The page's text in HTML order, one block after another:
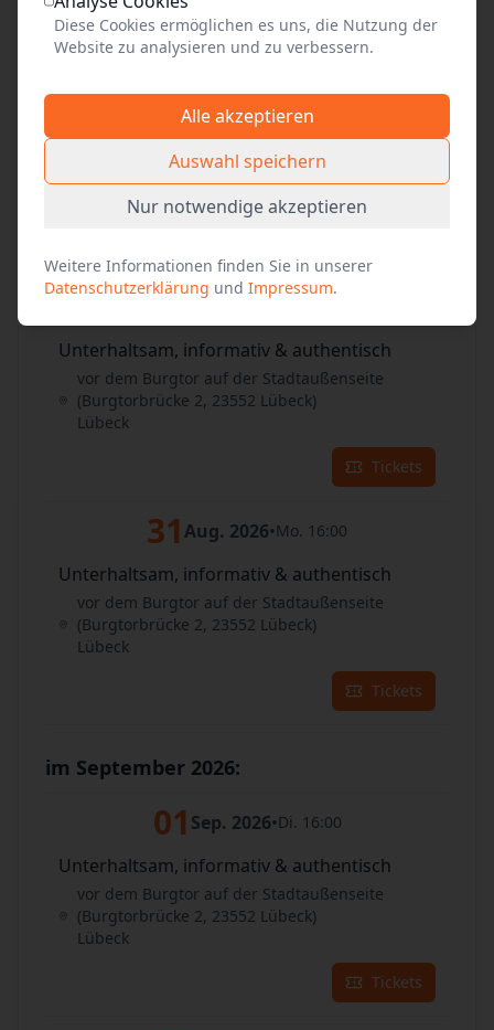
Tickets
29
Unterhaltsam, informativ & authentisch
vor dem Burgtor auf der Stadtaußenseite
(Burgtorbrücke 2, 23552 Lübeck)
Lübeck
30
Unterhaltsam, informativ & authentisch
vor dem Burgtor auf der Stadtaußenseite
(Burgtorbrücke 2, 23552 Lübeck)
Lübeck
Tickets
31 Aug. 2026•Mo. 16:00
Unterhaltsam, informativ & authentisch
vor dem Burgtor auf der Stadtaußenseite
(Burgtorbrücke 2, 23552 Lübeck)
Lübeck
Tickets
im September 2026:
01 Sep. 2026•Di. 16:00
Unterhaltsam, informativ & authentisch
vor dem Burgtor auf der Stadtaußenseite
(Burgtorbrücke 2, 23552 Lübeck)
Lübeck
Tickets
Diese Cookies ermöglichen es uns, die Nutzung der
Website zu analysieren und zu verbessern.
Alle akzeptieren
Auswahl speichern
Nur notwendige akzeptieren
Weitere Informationen finden Sie in unserer
Datenschutzerklärung und Impressum.